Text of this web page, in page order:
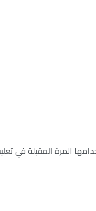
المرة المقبلة في